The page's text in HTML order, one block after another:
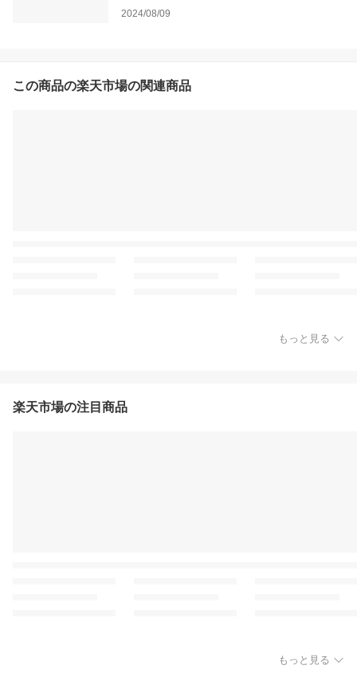
2024/08/09
この商品の楽天市場の関連商品
もっと見る
楽天市場の注目商品
もっと見る